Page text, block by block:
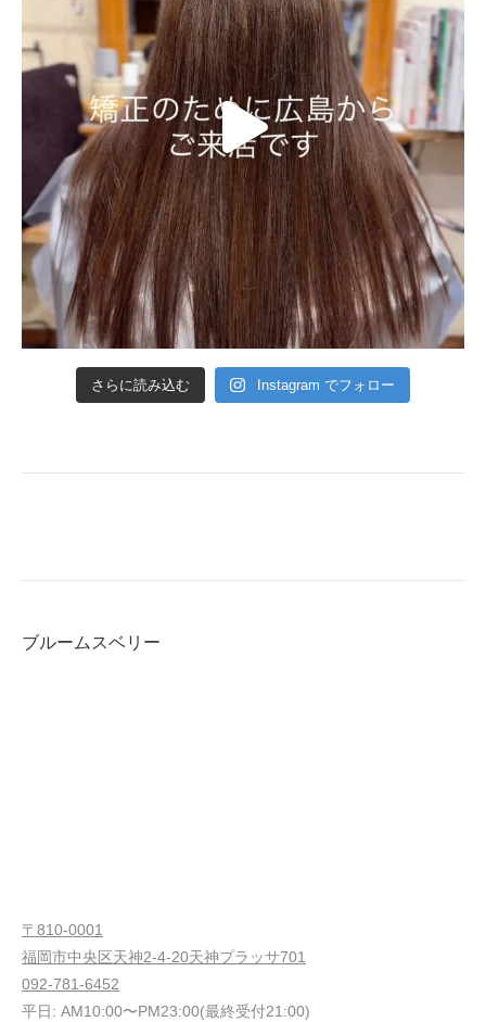
さらに読み込む Instagram でフォロー
ブルームスベリー
〒810-0001
福岡市中央区天神2-4-20天神プラッサ701
092-781-6452
平日: AM10:00〜PM23:00(最終受付21:00)